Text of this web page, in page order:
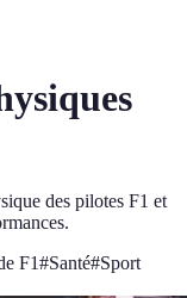
des pilotes F1 et
F1#Santé#Sport